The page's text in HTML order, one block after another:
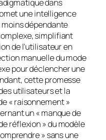
dans
une intelligence
dépendante
simplifiant
de l’utilisateur en
manuelle du mode
pour déclencher une
cette promesse
utilisateurs et la
« raisonnement »
un « manque de
réflexion » du modèle
» sans une